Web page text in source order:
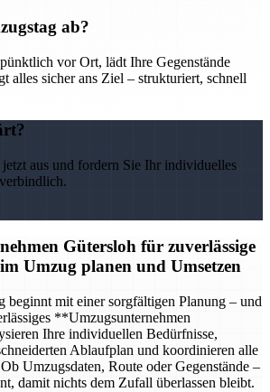
ab?
vor Ort, lädt Ihre Gegenstände
alles sicher ans Ziel – strukturiert, schnell
aus und fordern Sie Ihr individuelles
Gütersloh für zuverlässige
Umzug planen und Umsetzen
beginnt mit einer sorgfältigen Planung – und
**Umzugsunternehmen
Ihre individuellen Bedürfnisse,
Ablaufplan und koordinieren alle
Umzugsdaten, Route oder Gegenstände –
damit nichts dem Zufall überlassen bleibt.